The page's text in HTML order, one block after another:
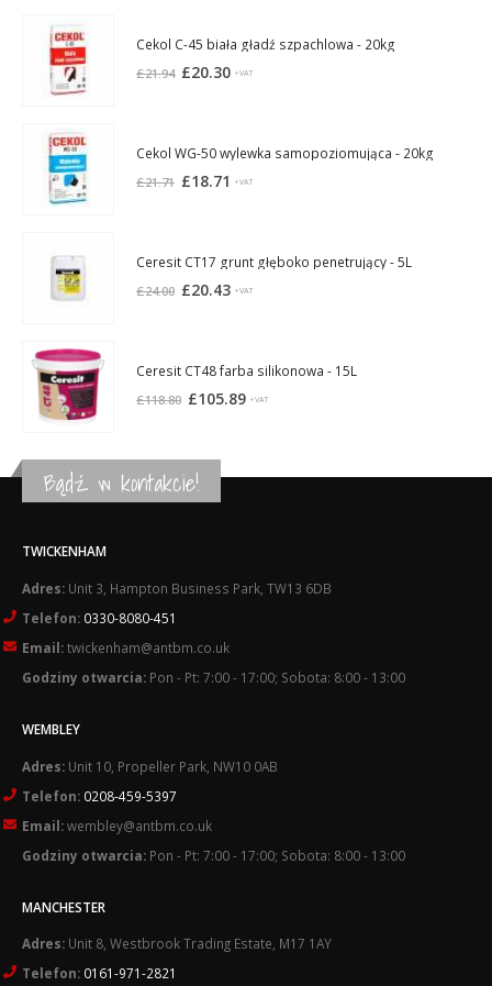
Cekol C-45 biała gładź szpachlowa - 20kg
£21.94 Pierwotna
£20.30Aktualna
£20.30.
+VAT
Cekol WG-50 wylewka samopoziomująca - 20kg
£21.71 Pierwotna
£18.71 Aktualna
+VAT
Ceresit CT17 grunt głęboko penetrujący - 5L
£24.00 Pierwotna
£20.43Aktualna
+VAT
Ceresit CT48 farba silikonowa - 15L
£118.80 Pierwotna
£118.80.
£105.89Aktualna
+VAT
Bądź w kontakcie!
TWICKENHAM
Adres: Unit 3, Hampton Business Park, TW13 6DB
Telefon: 0330-8080-451
Email:twickenham@antbm.co.uk
Godziny otwarcia: Pon - Pt: 7:00 - 17:00; Sobota: 8:00 - 13:00
WEMBLEY
Adres: Unit 10, Propeller Park, NW10 0AB
Telefon: 0208-459-5397
Email:wembley@antbm.co.uk
Godziny otwarcia: Pon - Pt: 7:00 - 17:00; Sobota: 8:00 - 13:00
MANCHESTER
Adres: Unit 8, Westbrook Trading Estate, M17 1AY
Telefon: 0161-971-2821